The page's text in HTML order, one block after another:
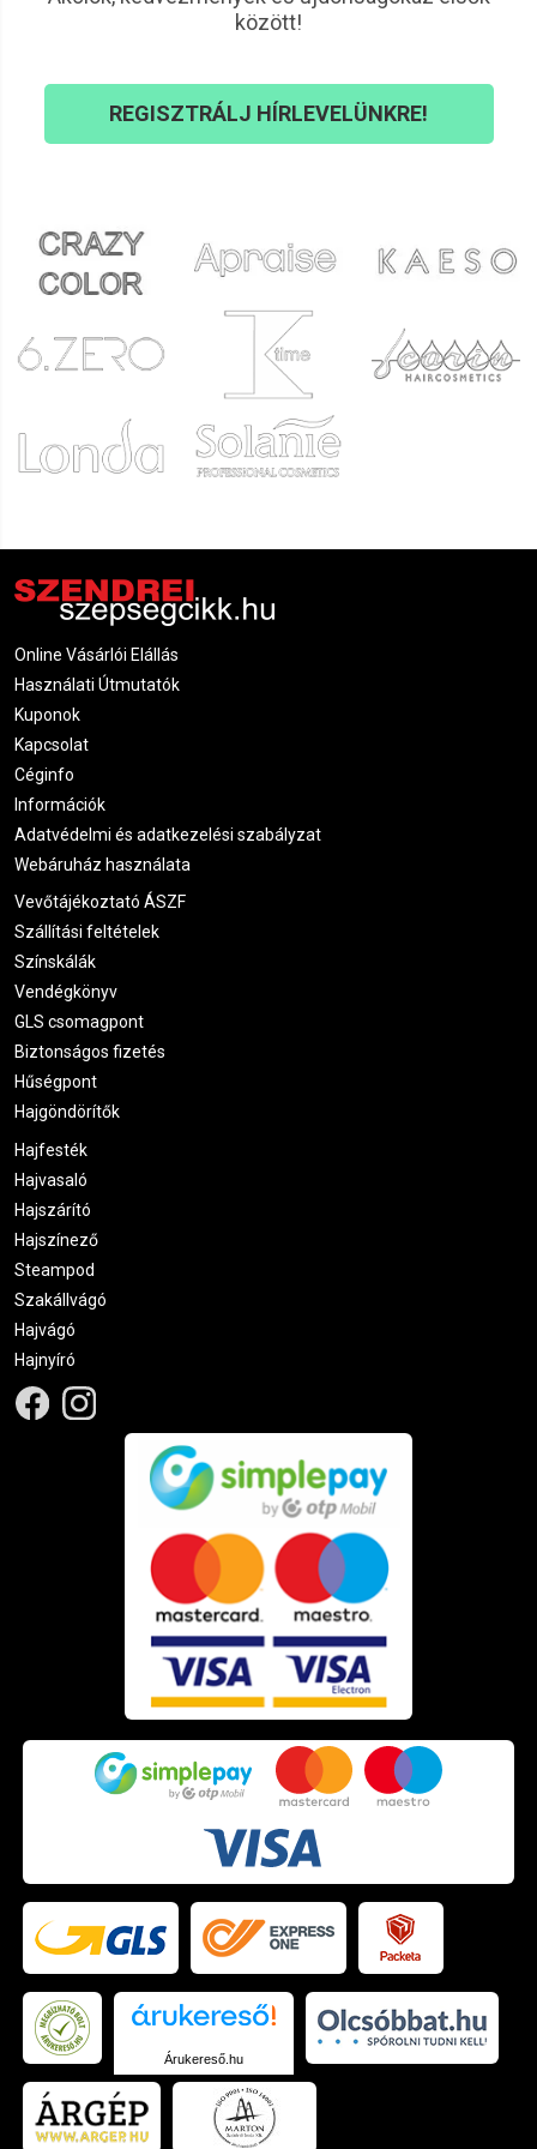
között!
REGISZTRÁLJ HÍRLEVELÜNKRE!
Online Vásárlói Elállás
Használati Útmutatók
Kuponok
Kapcsolat
Céginfo
Információk
Adatvédelmi és adatkezelési szabályzat
Webáruház használata
Vevőtájékoztató ÁSZF
Szállítási feltételek
Színskálák
Vendégkönyv
GLS csomagpont
Biztonságos fizetés
Hűségpont
Hajgöndörítők
Hajfesték
Hajvasaló
Hajszárító
Hajszínező
Steampod
Szakállvágó
Hajvágó
Hajnyíró
Árukereső.hu